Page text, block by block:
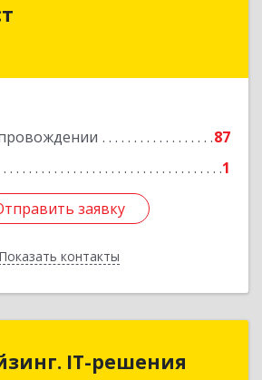
87
1
заявку
Показать контакты
Белово г, Ленина ул, дом №
заявку
Назад
IT-решения
IT-решения